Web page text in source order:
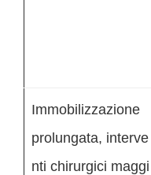
Immobilizzazione
prolungata, interve
nti chirurgici maggi